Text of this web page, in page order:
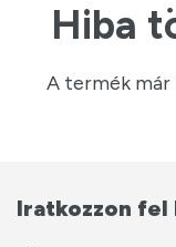
Hiba
A termék már
Iratkozzon